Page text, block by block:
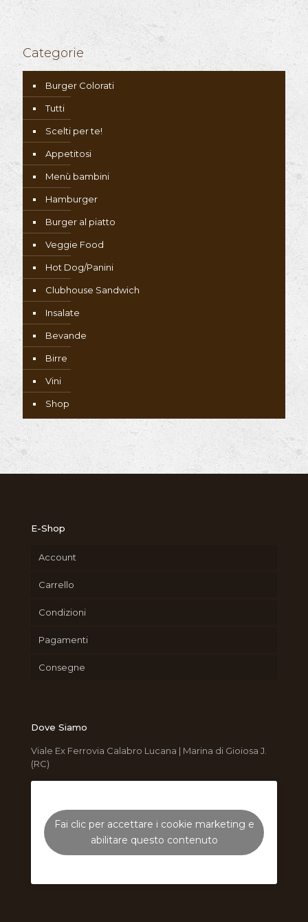
Categorie
Burger Colorati
Tutti
Scelti per te!
Appetitosi
Menù bambini
Hamburger
Burger al piatto
Veggie Food
Hot Dog/Panini
Clubhouse Sandwich
Insalate
Bevande
Birre
Vini
Shop
E-Shop
Account
Carrello
Condizioni
Pagamenti
Consegne
Dove Siamo
Viale Ex Ferrovia Calabro Lucana | Marina di Gioiosa J.
(RC)
Fai clic per accettare i cookie marketing e
abilitare questo contenuto